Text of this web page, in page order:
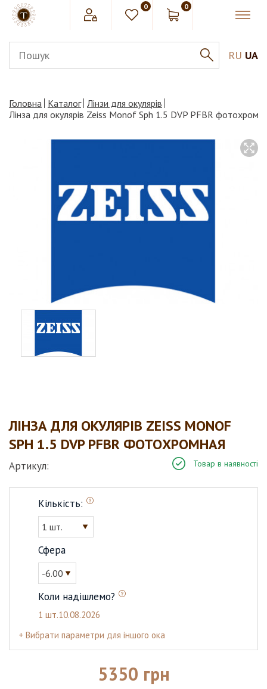
0 0
RU UA
Головна Каталог Лінзи для окулярів
Лінза для окулярів Zeiss Monof Sph 1.5 DVP PFBR
ЛІНЗА ДЛЯ ОКУЛЯРІВ ZEISS MONOF
SPH 1.5 DVP PFBR ФОТОХРОМНАЯ
Артикул: Товар в наявності
Кількість:
1 шт.
Сфера
-6.00
Коли надішлемо?
1 шт.10.08.2026
+ Вибрати параметри для іншого ока
5350 грн